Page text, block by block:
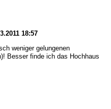
18:57
weniger gelungenen
Besser finde ich das Hochhaus